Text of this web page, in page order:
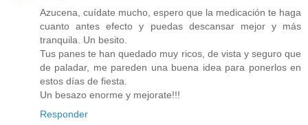
Azucena, cuídate mucho, espero que la medicación te haga
cuanto antes efecto y puedas descansar mejor y más
tranquila. Un besito.
Tus panes te han quedado muy ricos, de vista y seguro que
de paladar, me pareden una buena idea para ponerlos en
estos días de fiesta.
Un besazo enorme y mejorate!!!
Responder